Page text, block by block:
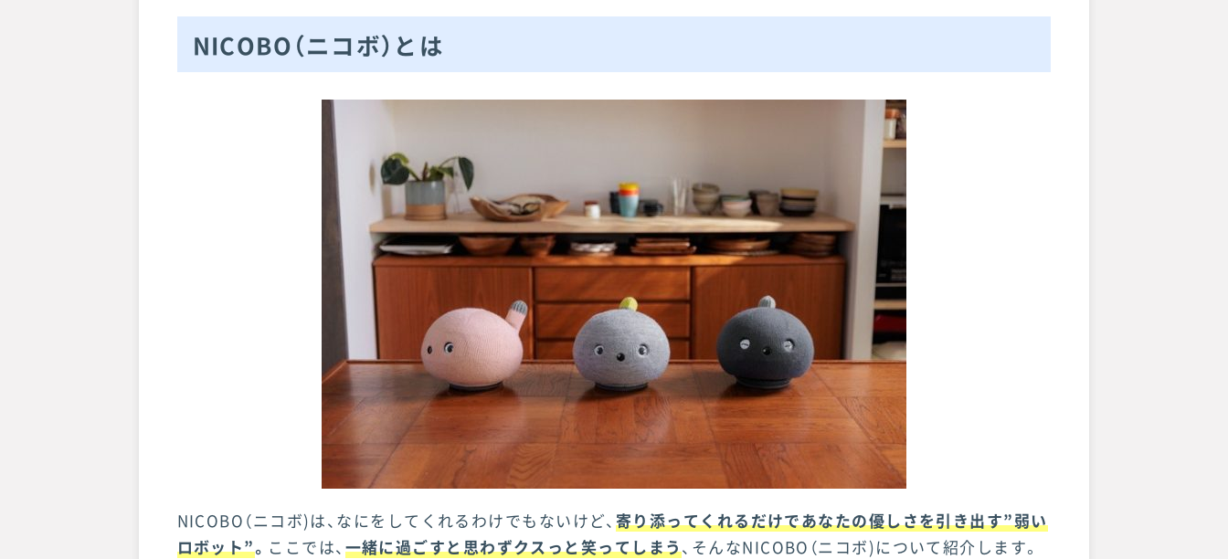
NICOBO（ニコボ）とは
NICOBO（ニコボ)は、なにをしてくれるわけでもないけど、 寄り添ってくれるだけであなたの優しさを引き出す”弱い
ロボット”。 ここでは、 一緒に過ごすと思わずクスっと笑ってしまう、そんなNICOBO（ニコボ)について紹介します。